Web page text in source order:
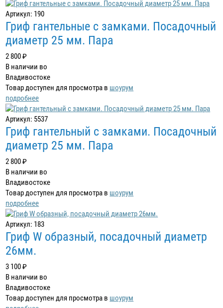
Артикул: 190
Гриф гантельные с замками. Посадочный
диаметр 25 мм. Пара
2 800 ₽
В наличии во
Владивостоке
Товар доступен для просмотра в шоурум
подробнее
Артикул: 5537
Гриф гантельный с замками. Посадочный
диаметр 25 мм. Пара
2 800 ₽
В наличии во
Владивостоке
Товар доступен для просмотра в шоурум
подробнее
Артикул: 183
Гриф W образный, посадочный диаметр
26мм.
3 100 ₽
В наличии во
Владивостоке
Товар доступен для просмотра в шоурум